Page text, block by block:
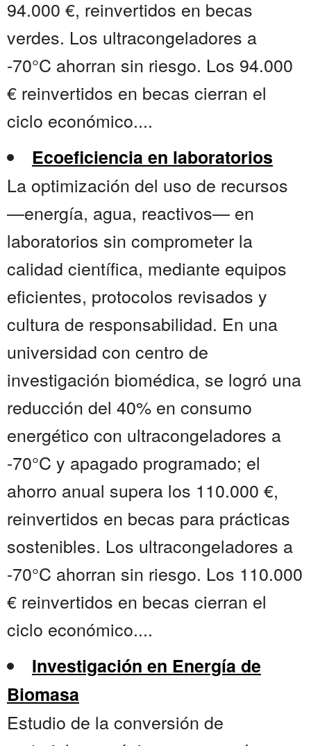
94.000 €, reinvertidos en becas
verdes. Los ultracongeladores a
-70°C ahorran sin riesgo. Los 94.000
€ reinvertidos en becas cierran el
ciclo económico....
Ecoeficiencia en laboratorios
La optimización del uso de recursos
—energía, agua, reactivos— en
laboratorios sin comprometer la
calidad científica, mediante equipos
eficientes, protocolos revisados y
cultura de responsabilidad. En una
universidad con centro de
investigación biomédica, se logró una
reducción del 40% en consumo
energético con ultracongeladores a
-70°C y apagado programado; el
ahorro anual supera los 110.000 €,
reinvertidos en becas para prácticas
sostenibles. Los ultracongeladores a
-70°C ahorran sin riesgo. Los 110.000
€ reinvertidos en becas cierran el
ciclo económico....
Investigación en Energía de
Biomasa
Estudio de la conversión de